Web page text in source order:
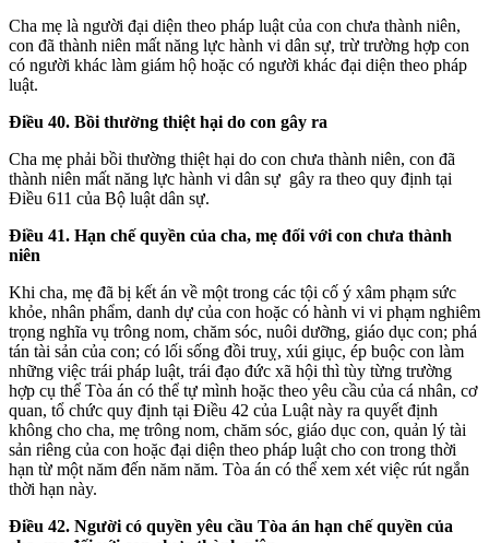
Cha mẹ là người đại diện theo pháp luật của con chưa thành niên,
con đã thành niên mất năng lực hành vi dân sự, trừ trường hợp con
có người khác làm giám hộ hoặc có người khác đại diện theo pháp
luật.
Điều 40. Bồi thường thiệt hại do con gây ra
Cha mẹ phải bồi thường thiệt hại do con chưa thành niên, con đã
thành niên mất năng lực hành vi dân sự gây ra theo quy định tại
Điều 611 của Bộ luật dân sự.
Điều 41. Hạn chế quyền của cha, mẹ đối với con chưa thành
niên
Khi cha, mẹ đã bị kết án về một trong các tội cố ý xâm phạm sức
khỏe, nhân phẩm, danh dự của con hoặc có hành vi vi phạm nghiêm
trọng nghĩa vụ trông nom, chăm sóc, nuôi dưỡng, giáo dục con; phá
tán tài sản của con; có lối sống đồi truỵ, xúi giục, ép buộc con làm
những việc trái pháp luật, trái đạo đức xã hội thì tùy từng trường
hợp cụ thể Tòa án có thể tự mình hoặc theo yêu cầu của cá nhân, cơ
quan, tổ chức quy định tại Điều 42 của Luật này ra quyết định
không cho cha, mẹ trông nom, chăm sóc, giáo dục con, quản lý tài
sản riêng của con hoặc đại diện theo pháp luật cho con trong thời
hạn từ một năm đến năm năm. Tòa án có thể xem xét việc rút ngắn
thời hạn này.
Điều 42. Người có quyền yêu cầu Tòa án hạn chế quyền của